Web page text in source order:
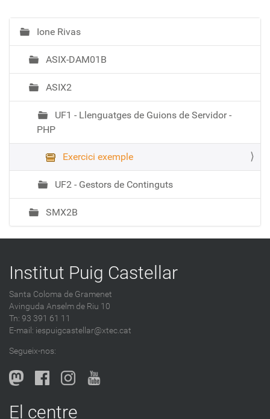
N
a
e
a
Ione Rivas
ASIX-DAM01B
ASIX2
UF1 - Llenguatges de Guions de Servidor -
PHP
Exercici exemple
UF2 - Gestors de Continguts
SMX2B
Institut Puig Castellar
Santa Coloma de Gramenet
Avinguda Anselm de Riu 10
Tn: 93 391 61 11
E-mail: iespuigcastellar@xtec.cat
Segueix-nos:
El centre